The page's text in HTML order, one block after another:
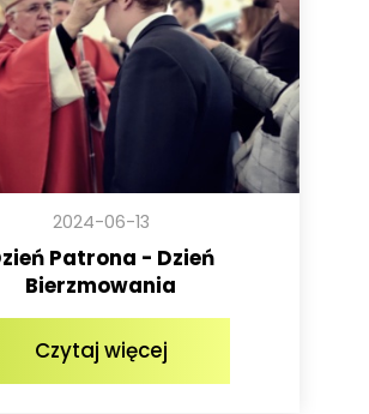
2024-06-13
Patrona - Dzień
Bierzmowania
Czytaj więcej